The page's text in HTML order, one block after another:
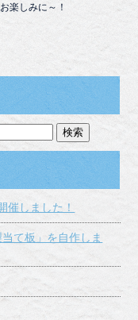
楽しみに～！
催しました！
て板」を自作しま